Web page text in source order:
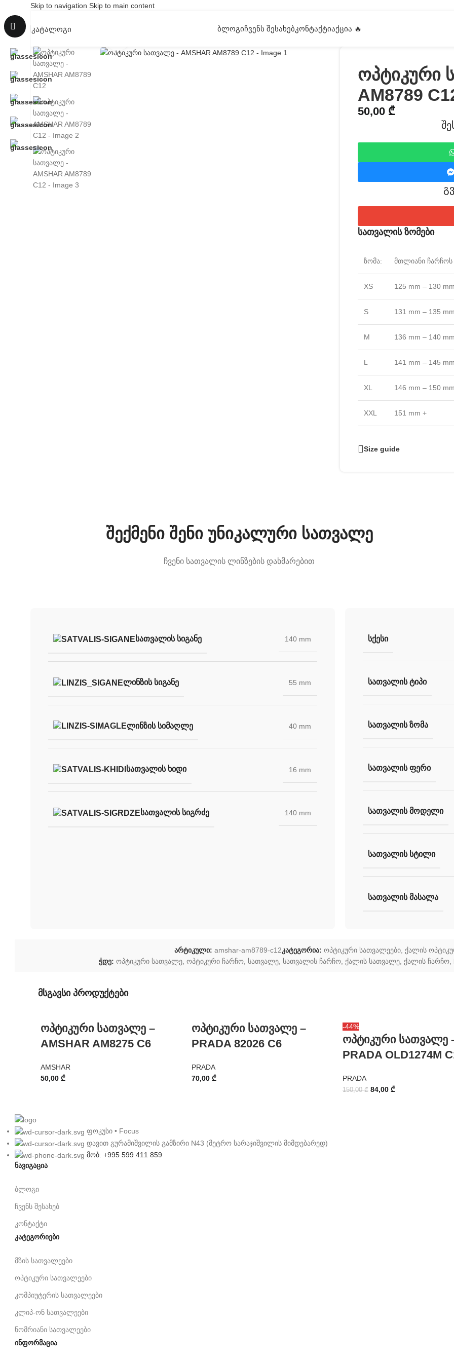
Skip to navigation Skip to main content
ᲙᲐᲢᲐᲚᲝᲒᲘ ᲑᲚᲝᲒᲘᲩᲕᲔᲜᲡ ᲨᲔᲡᲐᲮᲔᲑᲙᲝᲜᲢᲐᲥᲢᲘᲐᲥᲪᲘᲐ 🔥
ოპტიკური
AM8789
50,00 ₾
სათვალის ზომები
ზომა: მთლიანი ჩარჩოს
XS 125 mm – 130
S 131 mm – 135
M 136 mm – 140
L 141 mm – 145
XL 146 mm – 150
XXL 151 mm +
Size guide
შექმენი შენი უნიკალური სათვალე
ჩვენი სათვალის ლინზების დახმარებით
ᲡᲐᲗᲕᲐᲚᲘᲡ ᲡᲘᲒᲐᲜᲔ 140 mm
ᲚᲘᲜᲖᲘᲡ ᲡᲘᲒᲐᲜᲔ 55 mm
ᲚᲘᲜᲖᲘᲡ ᲡᲘᲛᲐᲦᲚᲔ 40 mm
ᲡᲐᲗᲕᲐᲚᲘᲡ ᲮᲘᲓᲘ 16 mm
ᲡᲐᲗᲕᲐᲚᲘᲡ ᲡᲘᲒᲠᲫᲔ 140 mm
ᲡᲥᲔᲡᲘ
ᲡᲐᲗᲕᲐᲚᲘᲡ ᲢᲘᲞᲘ
ᲡᲐᲗᲕᲐᲚᲘᲡ ᲖᲝᲛᲐ
ᲡᲐᲗᲕᲐᲚᲘᲡ ᲤᲔᲠᲘ
ᲡᲐᲗᲕᲐᲚᲘᲡ ᲛᲝᲓᲔᲚᲘ
ᲡᲐᲗᲕᲐᲚᲘᲡ ᲡᲢᲘᲚᲘ
ᲡᲐᲗᲕᲐᲚᲘᲡ ᲛᲐᲡᲐᲚᲐ
არტიკული: amshar-am8789-c12კატეგორია: ოპტიკური სათვალეები ქალის
ჭდე: ოპტიკური სათვალე ოპტიკური ჩარჩო სათვალე სათვალის ჩარჩო ქალის სათვალე ქალის ჩარჩო
მსგავსი პროდუქტები
ოპტიკური სათვალე –
AMSHAR AM8275 C6
AMSHAR
50,00 ₾
ოპტიკური სათვალე –
PRADA 82026 C6
PRADA
70,00 ₾
-44%
ოპტიკური სათვალე
PRADA OLD1274M
PRADA
150,00₾ 84,00 ₾
ფოკუსი • Focus
დავით გურამიშვილის გამზირი N43 (მეტრო სარაჯიშვილის მიმდებარედ)
მობ: +995 599 411 859
ნავიგაცია
ბლოგი
ჩვენს შესახებ
კონტაქტი
კატეგორიები
მზის სათვალეები
ოპტიკური სათვალეები
კომპიუტერის სათვალეები
კლიპ-ონ სათვალეები
ნომრიანი სათვალეები
ინფორმაცია